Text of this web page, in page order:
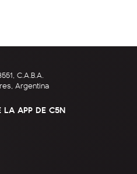
C.A.B.A.
Argentina
LA APP DE C5N